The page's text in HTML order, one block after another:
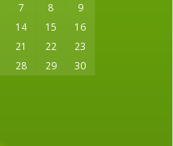
7 8
9
14 15 16
21 22 23
28 29
30